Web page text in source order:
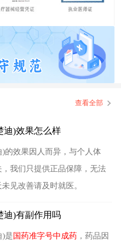
查看全部
迪)效果怎么样
的效果因人而异，与个人体
我们只提供正品保障，无法
见改善请及时就医。
迪)有副作用吗
)是国药准字号中成药，药品因